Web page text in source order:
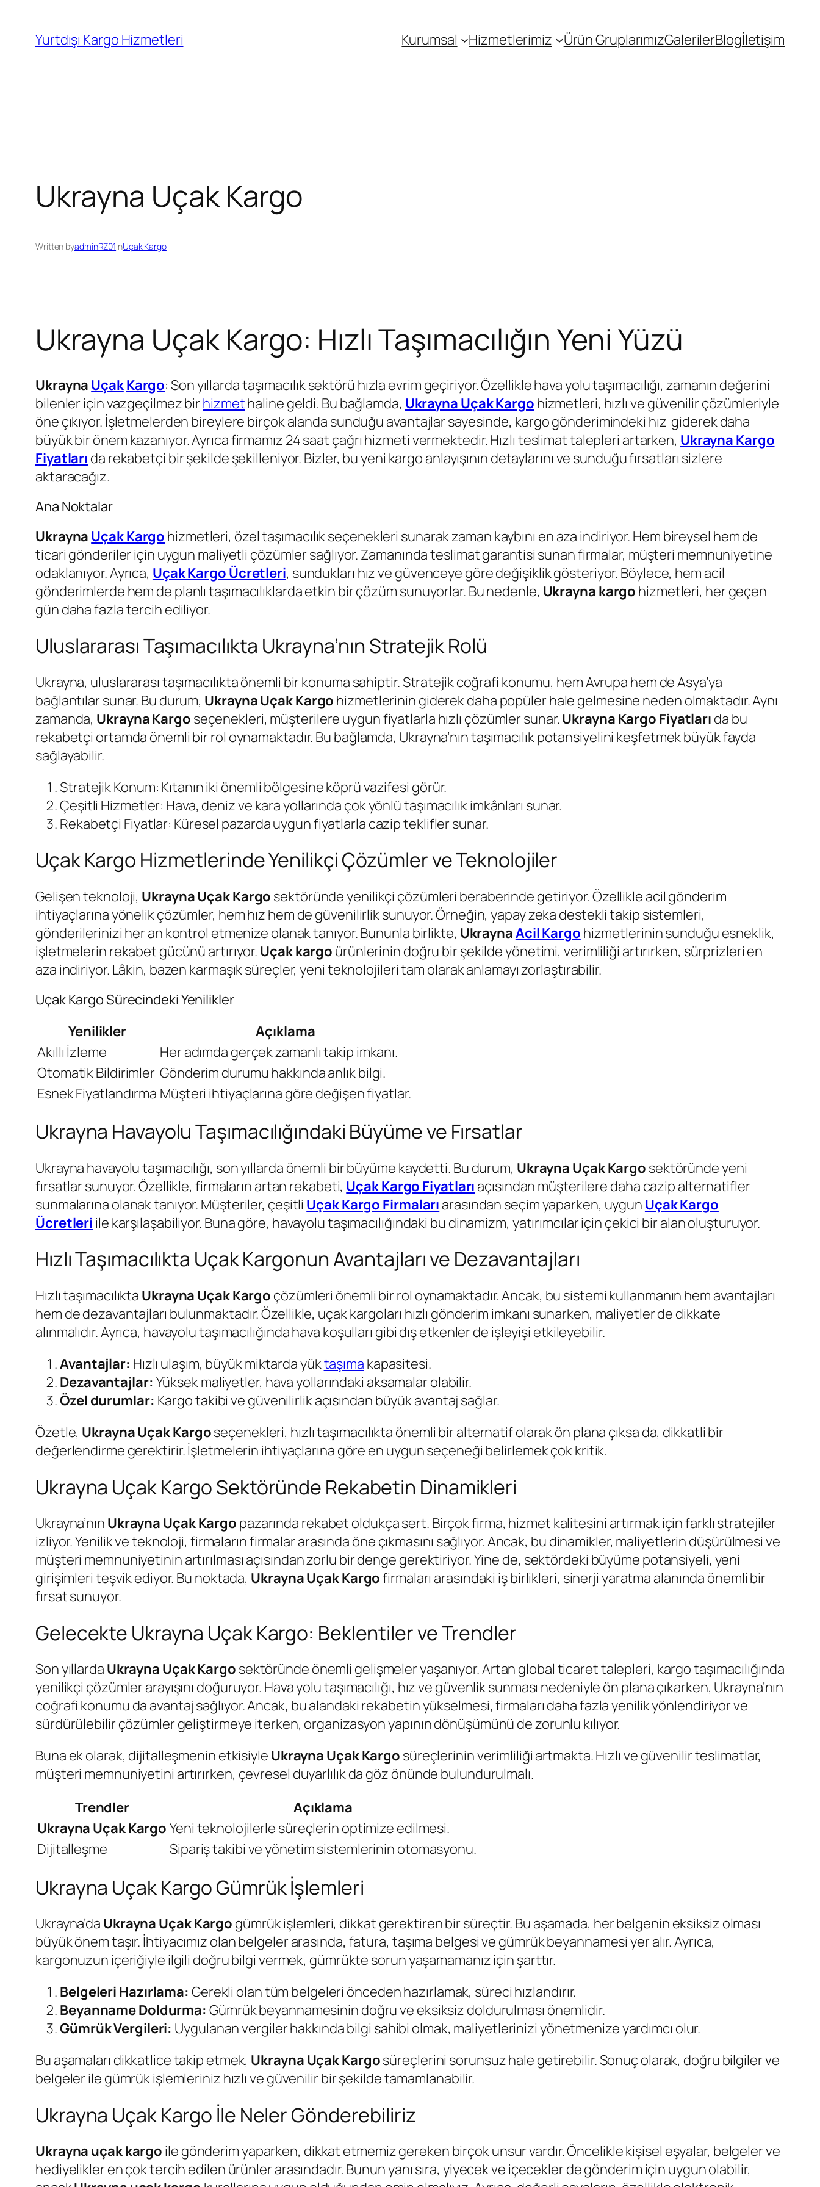
Yurtdışı Kargo Hizmetleri Kurumsal Hizmetlerimiz Ürün GruplarımızGalerilerBlogİletişim
Ukrayna Uçak Kargo
Written byadminRZ01inUçak Kargo
Ukrayna Uçak Kargo: Hızlı Taşımacılığın Yeni Yüzü
Ukrayna UçakKargo: Son yıllarda taşımacılık sektörü hızla evrim geçiriyor. Özellikle hava yolu taşımacılığı, zamanın değerini
bilenler için vazgeçilmez bir hizmethaline geldi. Bu bağlamda, Ukrayna Uçak Kargo hizmetleri, hızlı ve güvenilir çözümleriyle
öne çıkıyor. İşletmelerden bireylere birçok alanda sunduğu avantajlar sayesinde, kargo gönderimindeki hız giderek daha
büyük bir önem kazanıyor. Ayrıca firmamız 24 saat çağrı hizmeti vermektedir. Hızlı teslimat talepleri artarken, Ukrayna Kargo
Fiyatları da rekabetçi bir şekilde şekilleniyor. Bizler, bu yeni kargo anlayışının detaylarını ve sunduğu fırsatları sizlere
aktaracağız.
Ana Noktalar
Ukrayna Uçak Kargo hizmetleri, özel taşımacılık seçenekleri sunarak zaman kaybını en aza indiriyor. Hem bireysel hem de
ticari gönderiler için uygun maliyetli çözümler sağlıyor. Zamanında teslimat garantisi sunan firmalar, müşteri memnuniyetine
odaklanıyor. Ayrıca, Uçak Kargo Ücretleri, sundukları hız ve güvenceye göre değişiklik gösteriyor. Böylece, hem acil
gönderimlerde hem de planlı taşımacılıklarda etkin bir çözüm sunuyorlar. Bu nedenle, Ukrayna kargo hizmetleri, her geçen
gün daha fazla tercih ediliyor.
Uluslararası Taşımacılıkta Ukrayna’nın Stratejik Rolü
Ukrayna, uluslararası taşımacılıkta önemli bir konuma sahiptir. Stratejik coğrafi konumu, hem Avrupa hem de Asya’ya
bağlantılar sunar. Bu durum, Ukrayna Uçak Kargo hizmetlerinin giderek daha popüler hale gelmesine neden olmaktadır. Aynı
zamanda, Ukrayna Kargo seçenekleri, müşterilere uygun fiyatlarla hızlı çözümler sunar.Ukrayna Kargo Fiyatları da bu
rekabetçi ortamda önemli bir rol oynamaktadır. Bu bağlamda, Ukrayna’nın taşımacılık potansiyelini keşfetmek büyük fayda
sağlayabilir.
Stratejik Konum: Kıtanın iki önemli bölgesine köprü vazifesi görür.
Çeşitli Hizmetler: Hava, deniz ve kara yollarında çok yönlü taşımacılık imkânları sunar.
Rekabetçi Fiyatlar: Küresel pazarda uygun fiyatlarla cazip teklifler sunar.
Uçak Kargo Hizmetlerinde Yenilikçi Çözümler ve Teknolojiler
Gelişen teknoloji, Ukrayna Uçak Kargo sektöründe yenilikçi çözümleri beraberinde getiriyor. Özellikle acil gönderim
ihtiyaçlarına yönelik çözümler, hem hız hem de güvenilirlik sunuyor. Örneğin, yapay zeka destekli takip sistemleri,
gönderilerinizi her an kontrol etmenize olanak tanıyor. Bununla birlikte, UkraynaAcil Kargo hizmetlerinin sunduğu esneklik,
işletmelerin rekabet gücünü artırıyor. Uçak kargo ürünlerinin doğru bir şekilde yönetimi, verimliliği artırırken, sürprizleri en
aza indiriyor. Lâkin, bazen karmaşık süreçler, yeni teknolojileri tam olarak anlamayı zorlaştırabilir.
Uçak Kargo Sürecindeki Yenilikler
Yenilikler
Açıklama
Akıllı İzleme
Her adımda gerçek zamanlı takip imkanı.
Otomatik Bildirimler Gönderim durumu hakkında anlık bilgi.
Esnek Fiyatlandırma Müşteri ihtiyaçlarına göre değişen fiyatlar.
Ukrayna Havayolu Taşımacılığındaki Büyüme ve Fırsatlar
Ukrayna havayolu taşımacılığı, son yıllarda önemli bir büyüme kaydetti. Bu durum, Ukrayna Uçak Kargo sektöründe yeni
fırsatlar sunuyor. Özellikle, firmaların artan rekabeti, Uçak Kargo Fiyatları açısından müşterilere daha cazip alternatifler
sunmalarına olanak tanıyor. Müşteriler, çeşitli Uçak Kargo Firmaları arasından seçim yaparken, uygun Uçak Kargo
Ücretleri ile karşılaşabiliyor. Buna göre, havayolu taşımacılığındaki bu dinamizm, yatırımcılar için çekici bir alan oluşturuyor.
Hızlı Taşımacılıkta Uçak Kargonun Avantajları ve Dezavantajları
Hızlı taşımacılıkta Ukrayna Uçak Kargo çözümleri önemli bir rol oynamaktadır. Ancak, bu sistemi kullanmanın hem avantajları
hem de dezavantajları bulunmaktadır. Özellikle, uçak kargoları hızlı gönderim imkanı sunarken, maliyetler de dikkate
alınmalıdır. Ayrıca, havayolu taşımacılığında hava koşulları gibi dış etkenler de işleyişi etkileyebilir.
Avantajlar: Hızlı ulaşım, büyük miktarda yüktaşıma kapasitesi.
Dezavantajlar: Yüksek maliyetler, hava yollarındaki aksamalar olabilir.
Özel durumlar: Kargo takibi ve güvenilirlik açısından büyük avantaj sağlar.
Özetle, Ukrayna Uçak Kargoseçenekleri, hızlı taşımacılıkta önemli bir alternatif olarak ön plana çıksa da, dikkatli bir
değerlendirme gerektirir. İşletmelerin ihtiyaçlarına göre en uygun seçeneği belirlemek çok kritik.
Ukrayna Uçak Kargo Sektöründe Rekabetin Dinamikleri
Ukrayna’nın Ukrayna Uçak Kargo pazarında rekabet oldukça sert. Birçok firma, hizmet kalitesini artırmak için farklı stratejiler
izliyor. Yenilik ve teknoloji, firmaların firmalar arasında öne çıkmasını sağlıyor. Ancak, bu dinamikler, maliyetlerin düşürülmesi ve
müşteri memnuniyetinin artırılması açısından zorlu bir denge gerektiriyor. Yine de, sektördeki büyüme potansiyeli, yeni
girişimleri teşvik ediyor. Bu noktada, Ukrayna Uçak Kargofirmaları arasındaki iş birlikleri, sinerji yaratma alanında önemli bir
fırsat sunuyor.
Gelecekte Ukrayna Uçak Kargo: Beklentiler ve Trendler
Son yıllarda Ukrayna Uçak Kargo sektöründe önemli gelişmeler yaşanıyor. Artan global ticaret talepleri, kargo taşımacılığında
yenilikçi çözümler arayışını doğuruyor. Hava yolu taşımacılığı, hız ve güvenlik sunması nedeniyle ön plana çıkarken, Ukrayna’nın
coğrafi konumu da avantaj sağlıyor. Ancak, bu alandaki rekabetin yükselmesi, firmaları daha fazla yenilik yönlendiriyor ve
sürdürülebilir çözümler geliştirmeye iterken, organizasyon yapının dönüşümünü de zorunlu kılıyor.
Buna ek olarak, dijitalleşmenin etkisiyle Ukrayna Uçak Kargo süreçlerinin verimliliği artmakta. Hızlı ve güvenilir teslimatlar,
müşteri memnuniyetini artırırken, çevresel duyarlılık da göz önünde bulundurulmalı.
Trendler
Açıklama
Ukrayna Uçak Kargo Yeni teknolojilerle süreçlerin optimize edilmesi.
Dijitalleşme
Sipariş takibi ve yönetim sistemlerinin otomasyonu.
Ukrayna Uçak Kargo Gümrük İşlemleri
Ukrayna’da Ukrayna Uçak Kargo gümrük işlemleri, dikkat gerektiren bir süreçtir. Bu aşamada, her belgenin eksiksiz olması
büyük önem taşır. İhtiyacımız olan belgeler arasında, fatura, taşıma belgesi ve gümrük beyannamesi yer alır. Ayrıca,
kargonuzun içeriğiyle ilgili doğru bilgi vermek, gümrükte sorun yaşamamanız için şarttır.
Belgeleri Hazırlama: Gerekli olan tüm belgeleri önceden hazırlamak, süreci hızlandırır.
Beyanname Doldurma: Gümrük beyannamesinin doğru ve eksiksiz doldurulması önemlidir.
Gümrük Vergileri: Uygulanan vergiler hakkında bilgi sahibi olmak, maliyetlerinizi yönetmenize yardımcı olur.
Bu aşamaları dikkatlice takip etmek, Ukrayna Uçak Kargosüreçlerini sorunsuz hale getirebilir. Sonuç olarak, doğru bilgiler ve
belgeler ile gümrük işlemleriniz hızlı ve güvenilir bir şekilde tamamlanabilir.
Ukrayna Uçak Kargo İle Neler Gönderebiliriz
Ukrayna uçak kargo ile gönderim yaparken, dikkat etmemiz gereken birçok unsur vardır. Öncelikle kişisel eşyalar, belgeler ve
hediyelikler en çok tercih edilen ürünler arasındadır. Bunun yanı sıra, yiyecek ve içecekler de gönderim için uygun olabilir,